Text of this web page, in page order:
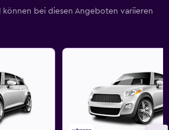
können bei diesen Angeboten variieren